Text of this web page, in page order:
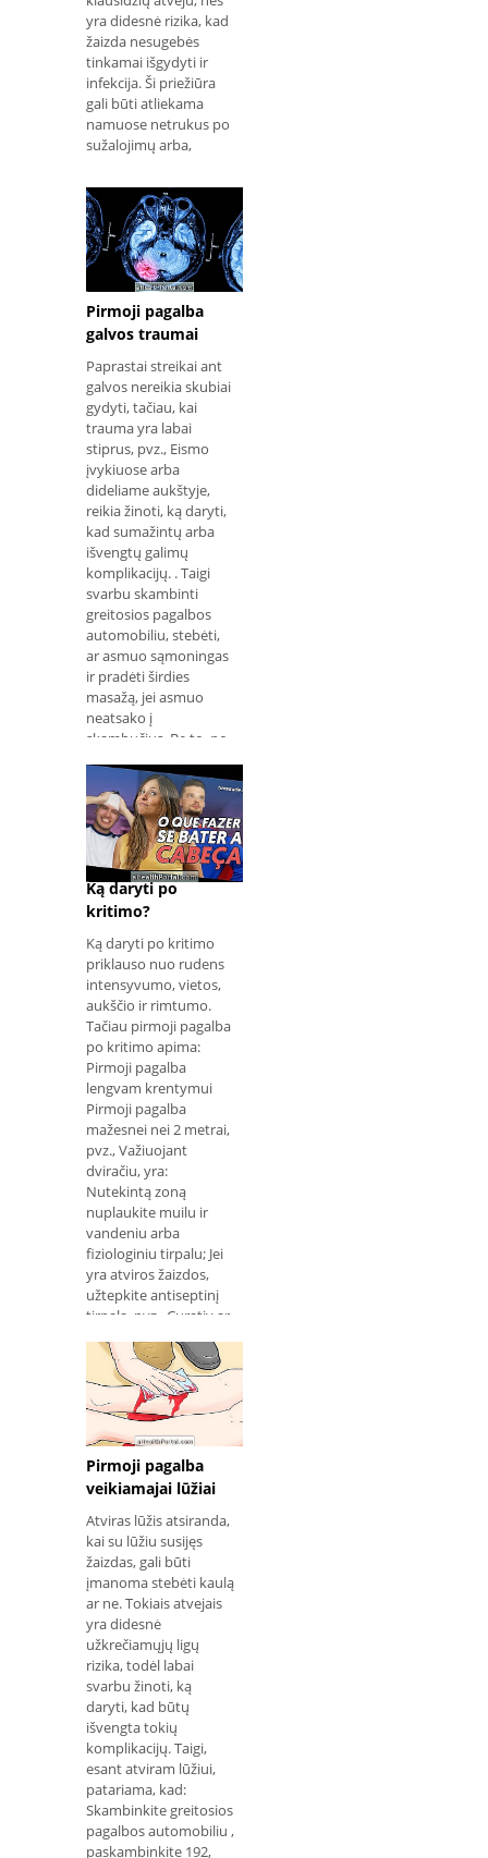
yra didesnė rizika, kad
žaizda nesugebės
tinkamai išgydyti ir
infekcija. Ši priežiūra
gali būti atliekama
namuose netrukus po
sužalojimų arba,
paslėpta lizdinė
plokštelė ar kalis. Bet
visais atvejais labai
svar
Pirmoji pagalba
galvos traumai
Paprastai streikai ant
galvos nereikia skubiai
gydyti, tačiau, kai
trauma yra labai
stiprus, pvz., Eismo
įvykiuose arba
dideliame aukštyje,
reikia žinoti, ką daryti,
kad sumažintų arba
išvengtų galimų
komplikacijų. . Taigi
svarbu skambinti
greitosios pagalbos
automobiliu, stebėti,
ar asmuo sąmoningas
ir pradėti širdies
masažą, jei asmuo
neatsako į
skambučius. Be to, po
Ką daryti po
kritimo?
Ką daryti po kritimo
priklauso nuo rudens
intensyvumo, vietos,
aukščio ir rimtumo.
Tačiau pirmoji pagalba
po kritimo apima:
Pirmoji pagalba
lengvam krentymui
Pirmoji pagalba
mažesnei nei 2 metrai,
pvz., Važiuojant
dviračiu, yra:
Nutekintą zoną
nuplaukite muilu ir
vandeniu arba
fiziologiniu tirpalu; Jei
yra atviros žaizdos,
užtepkite antiseptinį
tirpalą, pvz., Curativ ar
Pirmoji pagalba
veikiamajai lūžiai
Atviras lūžis atsiranda,
kai su lūžiu susijęs
žaizdas, gali būti
įmanoma stebėti kaulą
ar ne. Tokiais atvejais
yra didesnė
užkrečiamųjų ligų
rizika, todėl labai
svarbu žinoti, ką
daryti, kad būtų
išvengta tokių
komplikacijų. Taigi,
esant atviram lūžiui,
patariama, kad:
Skambinkite greitosios
pagalbos automobiliu ,
paskambinkite 192,